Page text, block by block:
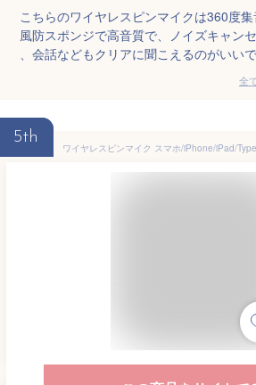
こちらのワイヤレスピンマイクは360度集
風防スポンジで高音質で、ノイズキャン
、会話などもクリアに聞こえるのがいいで
全
5th